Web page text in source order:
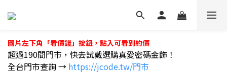
圖片左下角「看價錢」按鈕，點入可看到約價
超過190間門市，快去試戴選購真愛密碼金飾！
全台門市查詢 → https://jcode.tw/門市